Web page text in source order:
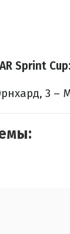
Sprint Cup:
3 –